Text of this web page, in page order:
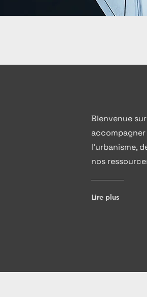
Bienvenue
l'urbanisme,
nos
Lire plus